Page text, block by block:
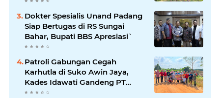
Dokter Spesialis Unand Padang
Siap Bertugas di RS Sungai
Bahar, Bupati BBS Apresiasi`
Patroli Gabungan Cegah
Karhutla di Suko Awin Jaya,
Kades Idawati Gandeng PT
BBB-S, TNI dan BPD